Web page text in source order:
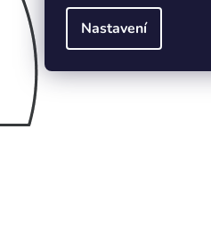
Nastavení